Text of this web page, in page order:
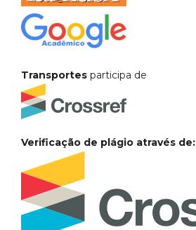
Transportes participa de
Verificação de plágio através de: